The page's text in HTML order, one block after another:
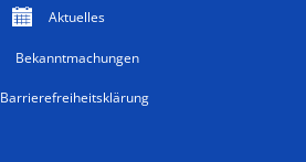
Aktuelles
Bekanntmachungen
Barrierefreiheitsklärung